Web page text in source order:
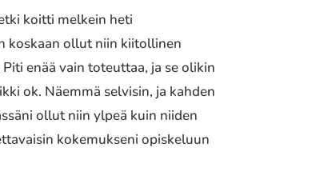
koitti melkein heti
koskaan ollut niin kiitollinen
enää vain toteuttaa, ja se olikin
ok. Näemmä selvisin, ja kahden
ollut niin ylpeä kuin niiden
kokemukseni opiskeluun